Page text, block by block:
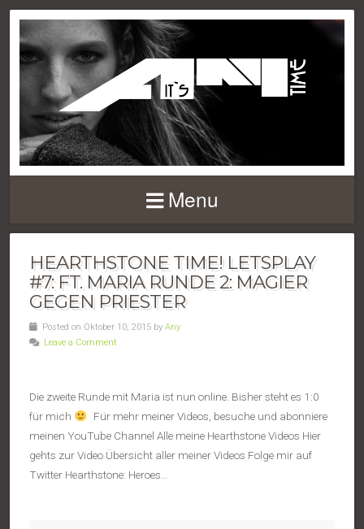
Menu
HEARTHSTONE TIME! LETSPLAY
#7: FT. MARIA RUNDE 2: MAGIER
GEGEN PRIESTER
Posted on Oktober 10, 2015 by Any
Leave a Comment
Die zweite Runde mit Maria ist nun online. Bisher steht es 1:0
für mich
Für mehr meiner Videos, besuche und abonniere
meinen YouTube Channel Alle meine Hearthstone Videos Hier
gehts zur Video Übersicht aller meiner Videos Folge mir auf
Twitter Hearthstone: Heroes…